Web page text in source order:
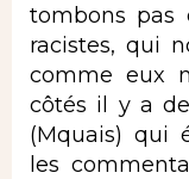
tombons pas
racistes, qui
comme eux
côtés il y a
(Mquais) qui
les